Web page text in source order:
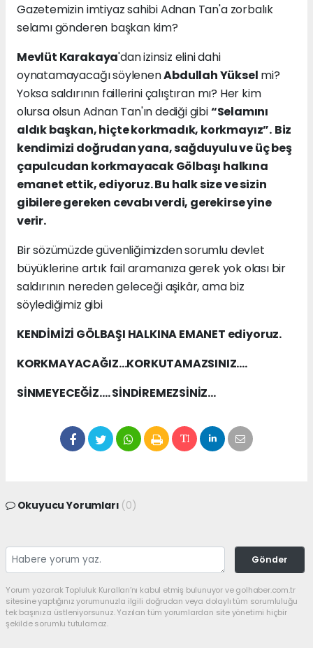
Gazetemizin imtiyaz sahibi Adnan Tan'a zorbalık
selamı gönderen başkan kim?
Mevlüt Karakaya'dan izinsiz elini dahi
oynatamayacağı söylenenAbdullah Yüksel mi?
Yoksa saldırının faillerini çalıştıran mı? Her kim
olursa olsun Adnan Tan'ın dediği gibi“Selamını
aldık başkan, hiçte korkmadık, korkmayız”. Biz
kendimizi doğrudan yana, sağduyulu ve üç beş
çapulcudan korkmayacak Gölbaşı halkına
emanet ettik, ediyoruz. Bu halk size ve sizin
gibilere gereken cevabı verdi, gerekirse yine
verir.
Bir sözümüzde güvenliğimizden sorumlu devlet
büyüklerine artık fail aramanıza gerek yok olası bir
saldırının nereden geleceği aşikâr, ama biz
söylediğimiz gibi
KENDİMİZİ GÖLBAŞI HALKINA EMANET ediyoruz.
KORKMAYACAĞIZ…KORKUTAMAZSINIZ….
SİNMEYECEĞİZ…. SİNDİREMEZSİNİZ…
Okuyucu Yorumları (0)
Gönder
Yorum yazarak Topluluk Kuralları’nı kabul etmiş bulunuyor ve golhaber.com.tr
sitesine yaptığınız yorumunuzla ilgili doğrudan veya dolaylı tüm sorumluluğu
tek başınıza üstleniyorsunuz. Yazılan tüm yorumlardan site yönetimi hiçbir
şekilde sorumlu tutulamaz.